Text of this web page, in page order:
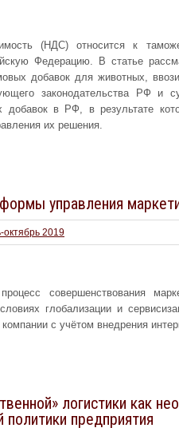
(НДС) относится к
Федерацию. В статье
добавок для животных,
законодательства РФ и
в РФ, в результате
их решения.
управления
2019
совершенствования
глобализации и
с учётом внедрения
логистики как
политики предприятия